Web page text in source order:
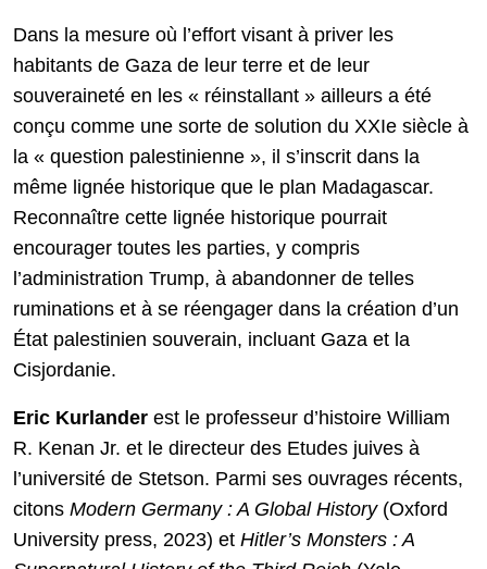
Dans la mesure où l’effort visant à priver les
habitants de Gaza de leur terre et de leur
souveraineté en les « réinstallant » ailleurs a été
conçu comme une sorte de solution du XXIe siècle à
la « question palestinienne », il s’inscrit dans la
même lignée historique que le plan Madagascar.
Reconnaître cette lignée historique pourrait
encourager toutes les parties, y compris
l’administration Trump, à abandonner de telles
ruminations et à se réengager dans la création d’un
État palestinien souverain, incluant Gaza et la
Cisjordanie.
Eric Kurlander est le professeur d’histoire William
R. Kenan Jr. et le directeur des Etudes juives à
l’université de Stetson. Parmi ses ouvrages récents,
citons Modern Germany : A Global History(Oxford
University press, 2023) et Hitler’s Monsters : A